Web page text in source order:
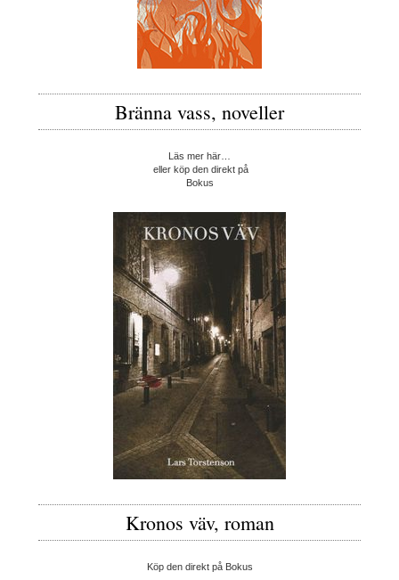
Bränna vass, noveller
Läs mer här…
eller köp den direkt på
Bokus
Kronos väv, roman
Köp den direkt på Bokus